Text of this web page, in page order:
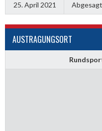
25. April 2021 Abgesagt
AUSTRAGUNGSORT